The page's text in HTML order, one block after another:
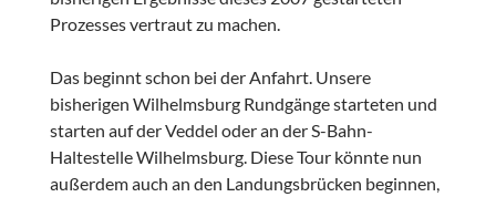
Prozesses vertraut zu machen.
Das beginnt schon bei der Anfahrt. Unsere
bisherigen Wilhelmsburg Rundgänge starteten und
starten auf der Veddel oder an der S-Bahn-
Haltestelle Wilhelmsburg. Diese Tour könnte nun
außerdem auch an den Landungsbrücken beginnen,